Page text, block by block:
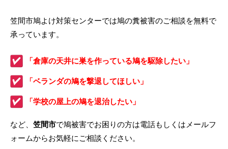
笠間市鳩よけ対策センターでは鳩の糞被害のご相談を無料で
承っています。
「倉庫の天井に巣を作っている鳩を駆除したい」
「ベランダの鳩を撃退してほしい」
「学校の屋上の鳩を退治したい」
など、 笠間市で鳩被害でお困りの方は電話もしくはメールフ
ォームからお気軽にご相談ください。